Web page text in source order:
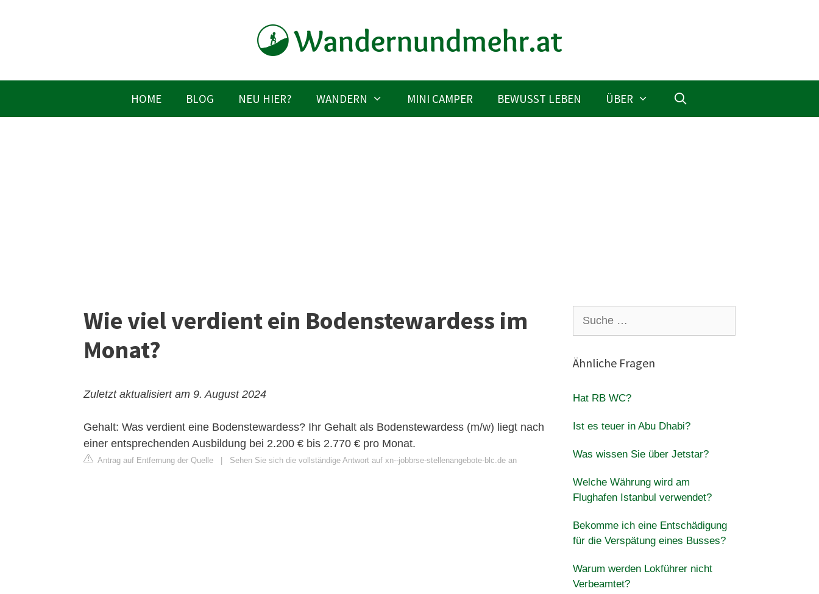
HOME BLOG NEU HIER? WANDERN MINI CAMPER BEWUSST LEBEN ÜBER
Wie viel verdient ein Bodenstewardess im
Monat?
Zuletzt aktualisiert am 9. August 2024
Gehalt: Was verdient eine Bodenstewardess? Ihr Gehalt als Bodenstewardess (m/w) liegt nach
einer entsprechenden Ausbildung bei 2.200 € bis 2.770 € pro Monat.
Antrag auf Entfernung der Quelle Sehen Sie sich die vollständige Antwort auf xn--jobbrse-stellenangebote-blc.de an
nach:
Ähnliche Fragen
Hat RB WC?
Ist es teuer in Abu Dhabi?
Was wissen Sie über Jetstar?
Welche Währung wird am
Flughafen Istanbul verwendet?
Bekomme ich eine Entschädigung
für die Verspätung eines Busses?
Warum werden Lokführer nicht
Verbeamtet?